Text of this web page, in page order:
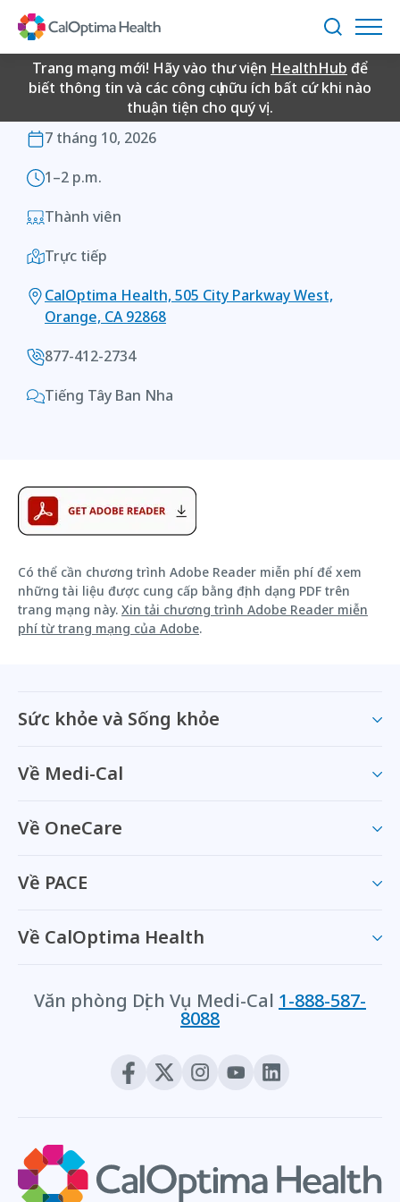
Content
Tìm
kiếm
Trang mạng mới! Hãy vào thư viện HealthHub để
biết thông tin và các công cụ hữu ích bất cứ khi nào
thuận tiện cho quý vị.
OneCare New Member
Orientation
ONECARE NEW MEMBER ORIENTATION
7 tháng 10, 2026
1–2 p.m.
Thành viên
Trực tiếp
CalOptima Health, 505 City Parkway West,
Orange, CA 92868
877-412-2734
Tiếng Tây Ban Nha
Có thể cần chương trình Adobe Reader miễn phí để xem
những tài liệu được cung cấp bằng định dạng PDF trên
trang mạng này. Xin tải chương trình Adobe Reader miễn
phí từ trang mạng của Adobe.
Sức khỏe và Sống khỏe
Về Medi-Cal
Về OneCare
Về PACE
Về CalOptima Health
Văn phòng Dịch Vụ Medi-Cal 1-888-587-
8088